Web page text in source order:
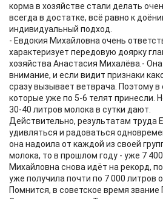
корма в хозяйстве стали делать
всегда в достатке, всё равно к
индивидуальный подход.
- Евдокия Михайловна очень
характеризует передовую доярку
хозяйства Анастасия Михалёва.-
внимание, и если видит признаки
сразу вызывает ветврача. Поэтому в
которые уже по 5-6 телят принесли.
30-40 литров молока в сутки дают.
Действительно, результатам труда
удивляться и радоваться
она надоила от каждой из своей
молока, то в прошлом году - уже 7
Михайловна снова идёт на рекорд,
уже получила почти по 7 000 литров
Помнится, в советское время звание